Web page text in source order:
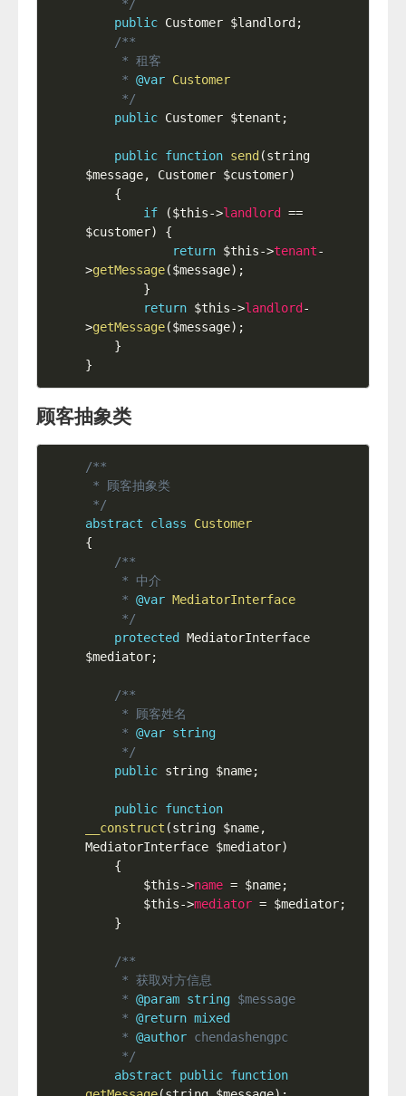
     */
public Customer $landlord ;
/**
     *
@var Customer
     */
public Customer $tenant ;
public function send (
$message, Customer $customer)
{
if
($this->landlord
==
$customer)
{
return $this->tenant-
>getMessage($message) ;
}
return $this->landlord -
>getMessage($message) ;
}
}
顾客抽象类
/**
*/
abstract
class
Customer
{
/**
     *
@var MediatorInterface
     */
protected
$mediator;
/**
     *
@var string
     */
public string $name;
public function
__construct (string $name,
MediatorInterface $mediator)
{
$this->name = $name;
$this->mediator = $mediator;
}
/**
     *
@param string $message
     *
@return mixed
     *
@author chendashengpc
     */
abstract
public function